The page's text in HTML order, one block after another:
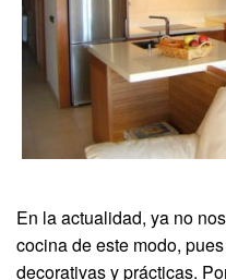
En la actualidad, ya no
cocina de este modo,
decorativas y prácticas.